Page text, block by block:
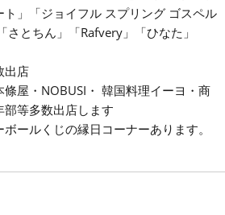
」「ジョイフル スプリング ゴスペル
さとちん」「Rafvery」「ひなた」
出店
屋・NOBUSI・ 韓国料理イーヨ・商
等多数出店します
ールくじの縁日コーナーあります。